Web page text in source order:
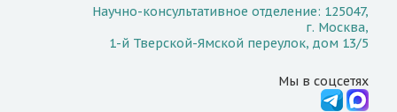
Научно-консультативное отделение: 125047,
г. Москва,
1-й Тверской-Ямской переулок, дом 13/5
Мы в соцсетях